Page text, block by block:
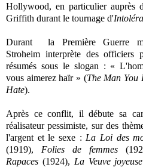
Hollywood, en particulier auprès
Griffith durant le tournage d'
Durant la Première Guerre
Stroheim interprète des officiers
résumés sous le slogan : «
vous aimerez haïr » (The Man You
Hate).
Après ce conflit, il débute sa
réalisateur pessimiste, sur des
l'argent et le sexe : La Loi des
(1919), Folies de femmes
Rapaces (1924), La Veuve joyeuse